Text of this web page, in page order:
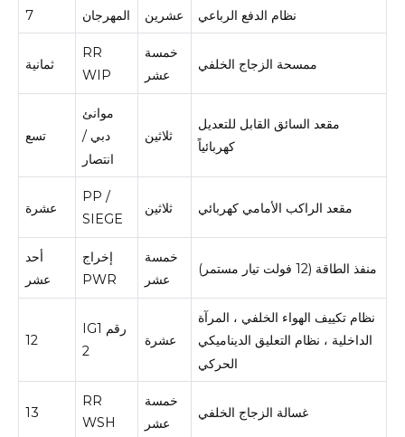
7 المهرجان عشرين نظام الدفع الرباعي
ثمانية
RR
WIP
خمسة
عشر
ممسحة الزجاج الخلفي
تسع
موانئ
دبي /
انتصار
ثلاثين
مقعد السائق القابل للتعديل
كهربائياً
عشرة
PP /
SIEGE
ثلاثين مقعد الراكب الأمامي كهربائي
أحد
عشر
إخراج
PWR
خمسة
عشر
منفذ الطاقة (12 فولت تيار مستمر)
12
IG1 رقم
2
عشرة
نظام تكييف الهواء الخلفي ، المرآة
الداخلية ، نظام التعليق الديناميكي
الحركي
13
RR
WSH
خمسة
عشر
غسالة الزجاج الخلفي